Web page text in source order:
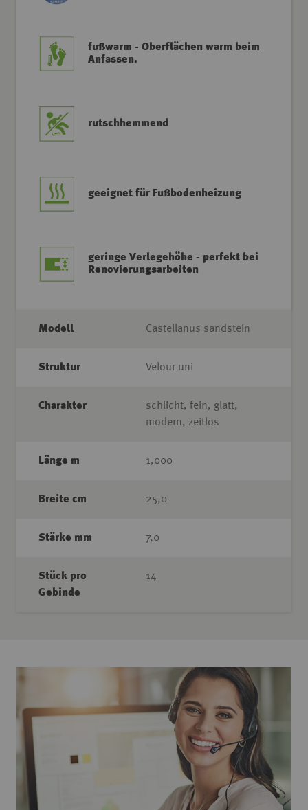
fußwarm - Oberflächen warm beim
Anfassen.
rutschhemmend
geeignet für Fußbodenheizung
geringe Verlegehöhe - perfekt bei
Renovierungsarbeiten
Modell Castellanus sandstein
Struktur Velour uni
Charakter
schlicht, fein, glatt,
modern, zeitlos
Länge m 1,000
Breite cm 25,0
Stärke mm 7,0
Stück pro
Gebinde
14